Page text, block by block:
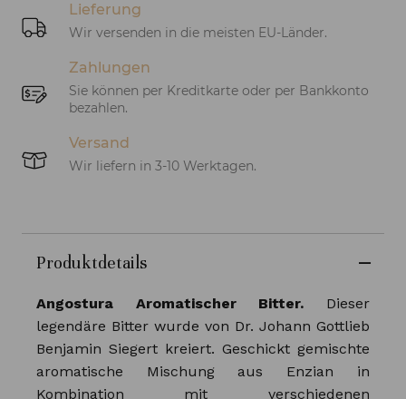
Lieferung
Wir versenden in die meisten EU-Länder.
Zahlungen
Sie können per Kreditkarte oder per Bankkonto
bezahlen.
Versand
Wir liefern in 3-10 Werktagen.
Produktdetails
Angostura Aromatischer Bitter. Dieser
legendäre Bitter wurde von Dr. Johann Gottlieb
Benjamin Siegert kreiert. Geschickt gemischte
aromatische Mischung aus Enzian in
Kombination mit verschiedenen